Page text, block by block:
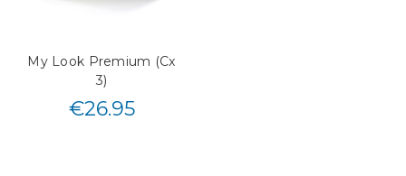
My Look Premium (Cx
3)
€26.95